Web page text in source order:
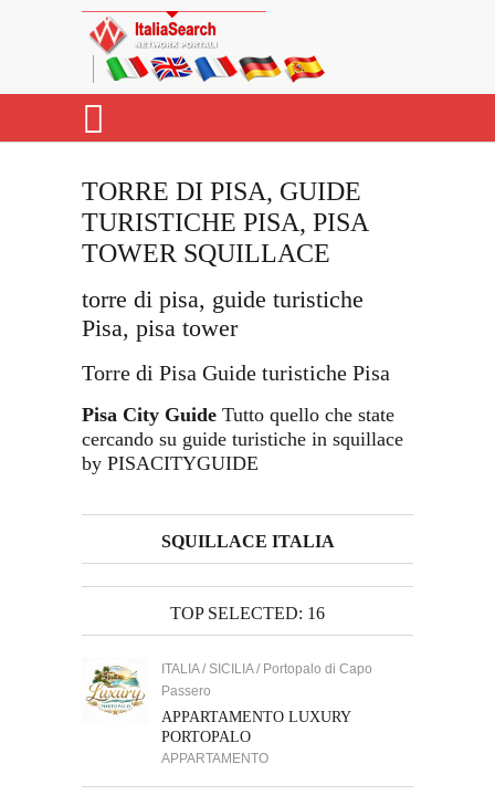
TORRE DI PISA, GUIDE
TURISTICHE PISA, PISA
TOWER SQUILLACE
torre di pisa, guide turistiche
Pisa, pisa tower
Torre di Pisa Guide turistiche Pisa
Pisa City Guide Tutto quello che state
cercando su guide turistiche in squillace
by PISACITYGUIDE
SQUILLACE ITALIA
TOP SELECTED: 16
ITALIA / SICILIA / Portopalo di Capo
Passero
APPARTAMENTO LUXURY
PORTOPALO
APPARTAMENTO